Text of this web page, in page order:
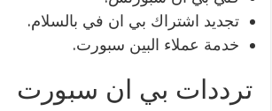
تجديد اشتراك بي ان في بالسلام.
خدمة عملاء البين سبورت.
ترددات بي ان سبورت